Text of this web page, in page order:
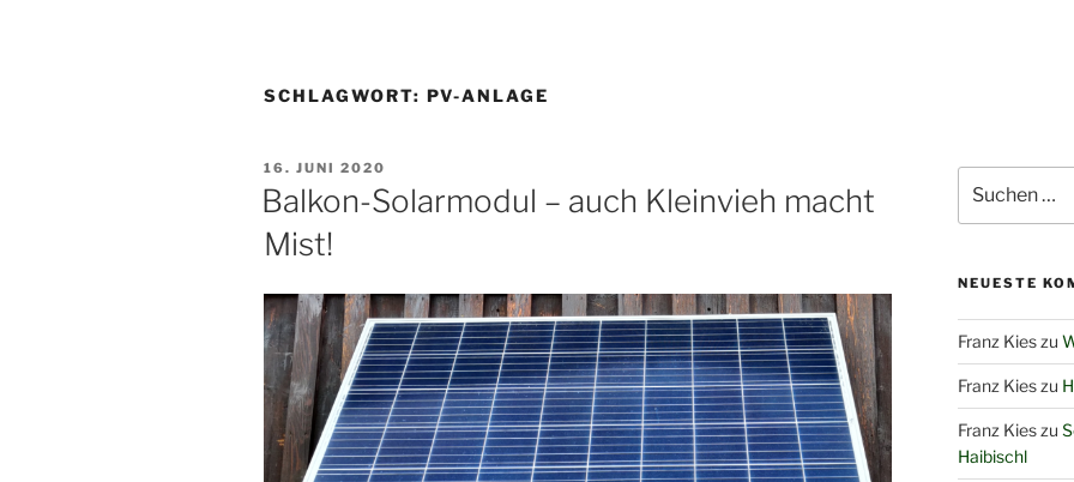
SCHLAGWORT: PV-ANLAGE
VERÖFFENTLICHT
AM
16. JUNI 2020
Balkon-Solarmodul – auch Kleinvieh macht
Mist!
nach:
NEUESTE
Franz Kieszu
Franz Kieszu
Franz Kieszu
Haibischl